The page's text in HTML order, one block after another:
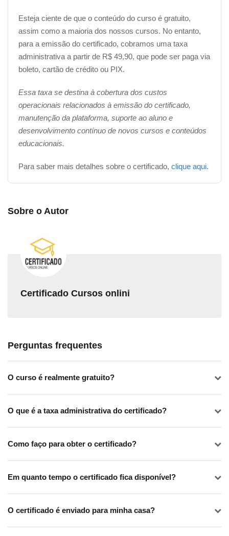
Esteja ciente de que o conteúdo do curso é gratuito,
assim como a maioria dos nossos cursos. No entanto,
para a emissão do certificado, cobramos uma taxa
administrativa a partir de R$ 49,90, que pode ser paga via
boleto, cartão de crédito ou PIX.
Essa taxa se destina à cobertura dos custos
operacionais relacionados à emissão do certificado,
manutenção da plataforma, suporte ao aluno e
desenvolvimento contínuo de novos cursos e conteúdos
educacionais.
Para saber mais detalhes sobre o certificado, clique aqui.
Sobre o Autor
Certificado Cursos onlini
Perguntas frequentes
O curso é realmente gratuito?
O que é a taxa administrativa do certificado?
Como faço para obter o certificado?
Em quanto tempo o certificado fica disponível?
O certificado é enviado para minha casa?